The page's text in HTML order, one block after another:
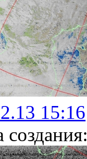
15:16
создания: